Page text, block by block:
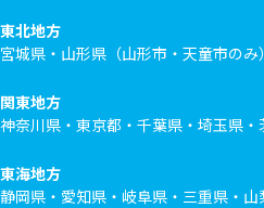
東北地方
宮城県・山形県（山形市・天童市のみ）
関東地方
神奈川県・東京都・千葉県・埼玉県
東海地方
静岡県・愛知県・岐阜県・三重県・山